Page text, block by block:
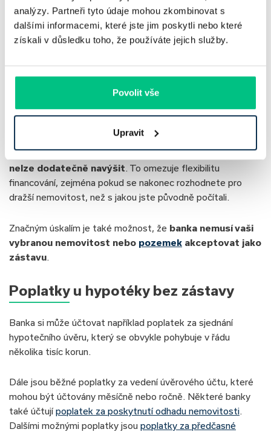
analýzy. Partneři tyto údaje mohou zkombinovat s
dalšími informacemi, které jste jim poskytli nebo které
získali v důsledku toho, že používáte jejich služby.
Povolit vše
Upravit
✅Typ úvěru:
Nová hypotéka
od 4,69 %
✅Hodnota nemovitosti:3 800 000 Kč
✅Doba splácení:
30 let
3 500 000 Kč
✅Měsíční splátka:
18 131 Kč
Rizika hypotéky bez nemovitosti
Předschválená hypotéka má časově omezenou platnost.
Během stanovené doby je nutné najít nemovitost a
poskytnout ji bance jako zástavu. Pokud se tak nestane,
Další nevýhodou je, ževýši schváleného úvěru obvykle
nelze dodatečně navýšit. To omezuje flexibilitu
financování, zejména pokud se nakonec rozhodnete pro
dražší nemovitost, než s jakou jste původně počítali.
Značným úskalím je také možnost, že banka nemusí vaši
vybranou nemovitost nebo pozemek akceptovat jako
zástavu.
Poplatky u hypotéky bez zástavy
Banka si může účtovat například poplatek za sjednání
hypotečního úvěru, který se obvykle pohybuje v řádu
několika tisíc korun.
Dále jsou běžné poplatky za vedení úvěrového účtu, které
mohou být účtovány měsíčně nebo ročně. Některé banky
také účtují poplatek za poskytnutí odhadu nemovitosti.
Dalšími možnými poplatky jsou poplatky za předčasné